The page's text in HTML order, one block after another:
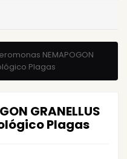
NEMAPOGON
Plagas
GRANELLUS
Plagas